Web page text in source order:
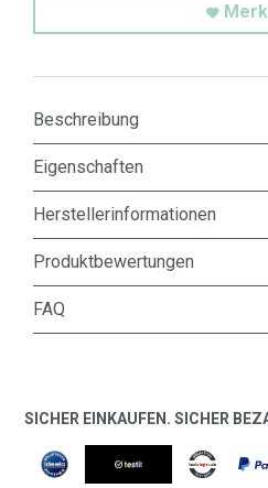
Beschreibung
Eigenschaften
Herstellerinformationen
Produktbewertungen
FAQ
SICHER EINKAUFEN. SICHER